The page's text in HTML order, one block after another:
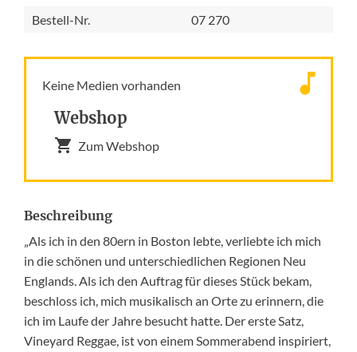
Bestell-Nr.
07 270
Keine Medien vorhanden
Webshop
Zum Webshop
Beschreibung
„Als ich in den 80ern in Boston lebte, verliebte ich mich
in die schönen und unterschiedlichen Regionen Neu
Englands. Als ich den Auftrag für dieses Stück bekam,
beschloss ich, mich musikalisch an Orte zu erinnern, die
ich im Laufe der Jahre besucht hatte. Der erste Satz,
Vineyard Reggae, ist von einem Sommerabend inspiriert,